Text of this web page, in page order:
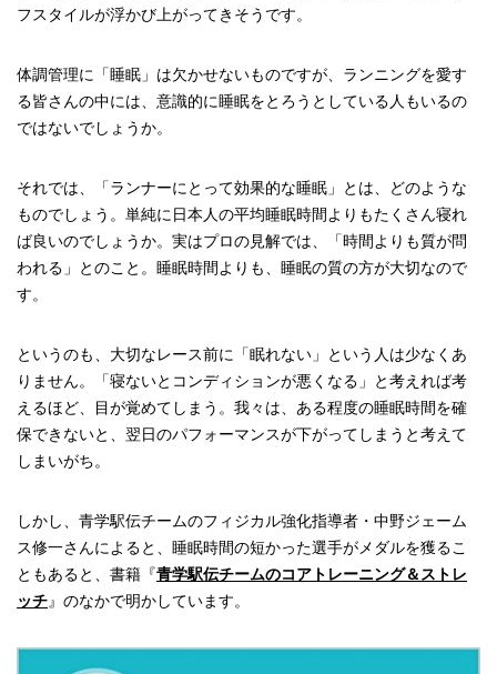
フスタイルが浮かび上がってきそうです。
体調管理に「睡眠」は欠かせないものですが、ランニングを愛す
る皆さんの中には、意識的に睡眠をとろうとしている人もいるの
ではないでしょうか。
それでは、「ランナーにとって効果的な睡眠」とは、どのような
ものでしょう。単純に日本人の平均睡眠時間よりもたくさん寝れ
ば良いのでしょうか。実はプロの見解では、「時間よりも質が問
われる」とのこと。睡眠時間よりも、睡眠の質の方が大切なので
す。
というのも、大切なレース前に「眠れない」という人は少なくあ
りません。「寝ないとコンディションが悪くなる」と考えれば考
えるほど、目が覚めてしまう。我々は、ある程度の睡眠時間を確
保できないと、翌日のパフォーマンスが下がってしまうと考えて
しまいがち。
しかし、青学駅伝チームのフィジカル強化指導者・中野ジェーム
ス修一さんによると、睡眠時間の短かった選手がメダルを獲るこ
ともあると、書籍『青学駅伝チームのコアトレーニング＆ストレ
ッチ』のなかで明かしています。